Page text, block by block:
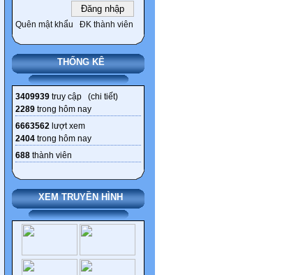
Quên mật khẩu ĐK thành viên
THỐNG KÊ
3409939 truy cập (chi tiết)
2289 trong hôm nay
6663562 lượt xem
2404 trong hôm nay
688 thành viên
XEM TRUYỀN HÌNH